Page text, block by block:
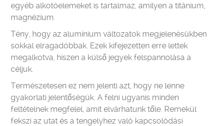
egyéb alkotóelemeket is tartalmaz, amilyen a titánium,
magnézium.
Tény, hogy az alumínium változatok megjelenésükben
sokkal elragadóbbak. Ezek kifejezetten erre lettek
megalkotva, hiszen a külső jegyek felspannolása a
céljuk.
Természetesen ez nem jelenti azt, hogy ne lenne
gyakorlati jelentőségük. A felni ugyanis minden
feltételnek megfelel, amit elvárhatunk tőle. Remekül
fekszi az utat és a tengelyhez való kapcsolódási